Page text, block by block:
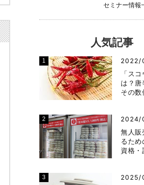
セミナー情報
人気記事
2022/
「ス
は？唐
その
2024/
無人販
るため
資格
2025/